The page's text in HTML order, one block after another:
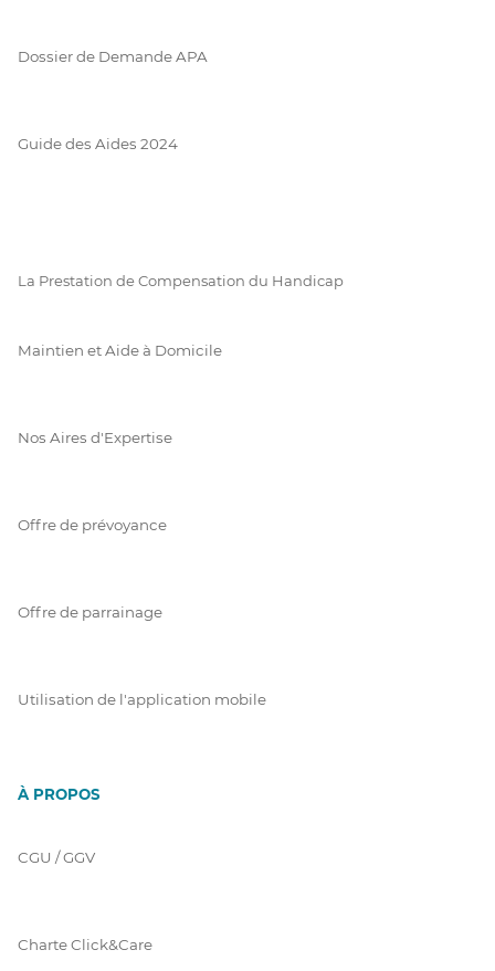
Dossier de Demande APA
Guide des Aides 2024
La Prestation de Compensation du Handicap
Maintien et Aide à Domicile
Nos Aires d'Expertise
Offre de prévoyance
Offre de parrainage
Utilisation de l'application mobile
À PROPOS
CGU / GGV
Charte Click&Care